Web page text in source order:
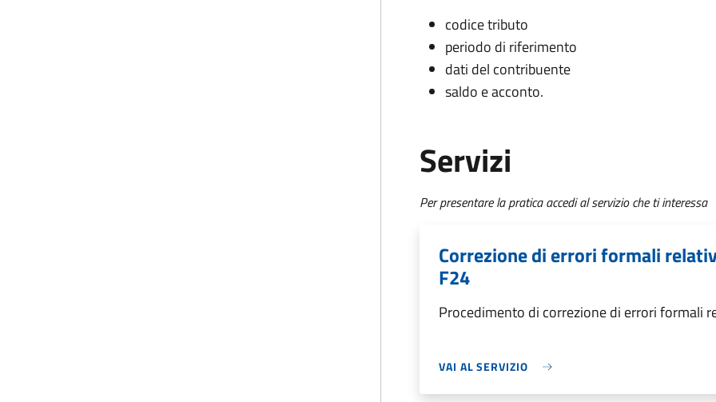
codice tributo
periodo di riferimento
dati del contribuente
saldo e acconto.
Servizi
Per presentare la pratica accedi al servizio che ti interessa
Correzione di errori formali
F24
Procedimento di correzione di errori formali
VAI AL SERVIZIO